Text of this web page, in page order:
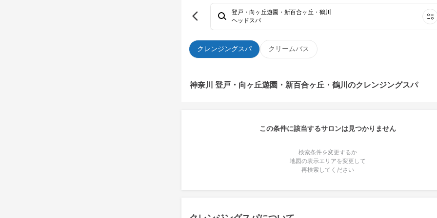
クレンジングスパ クリームバス
登戸・向ヶ丘遊園・新百合ヶ丘・鶴川
ヘッドスパ
神奈川 登戸・向ヶ丘遊園・新百合ヶ丘・鶴川のクレンジングスパ
この条件に該当するサロンは見つかりません
検索条件を変更するか
地図の表示エリアを変更して
再検索してください